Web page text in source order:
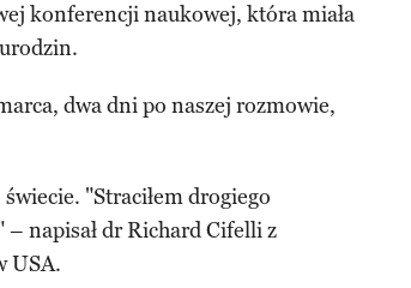
konferencji naukowej, która miała
dwa dni po naszej rozmowie,
"Straciłem drogiego
napisał dr Richard Cifelli z
USA.